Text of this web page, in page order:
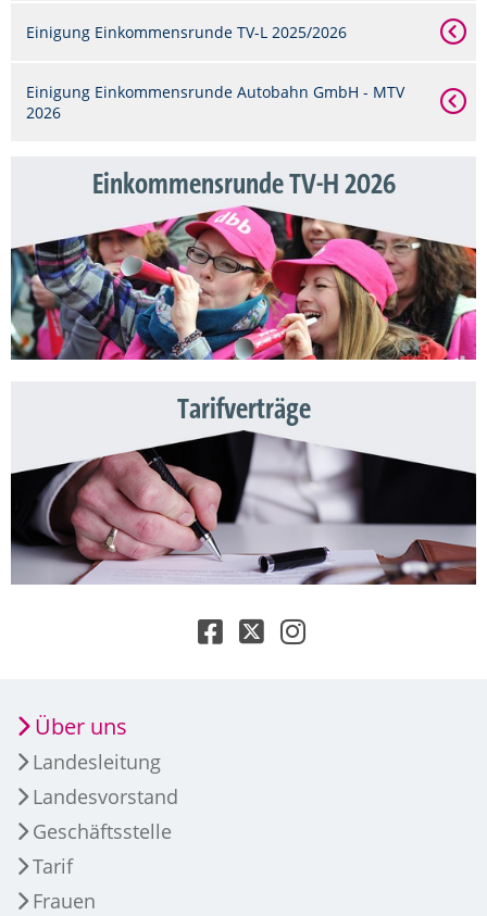
Einigung Einkommensrunde TV-L 2025/2026
Einigung Einkommensrunde Autobahn GmbH - MTV
2026
Einkommensrunde TV-H 2026
Tarifverträge
Über uns
Landesleitung
Landesvorstand
Geschäftsstelle
Tarif
Frauen